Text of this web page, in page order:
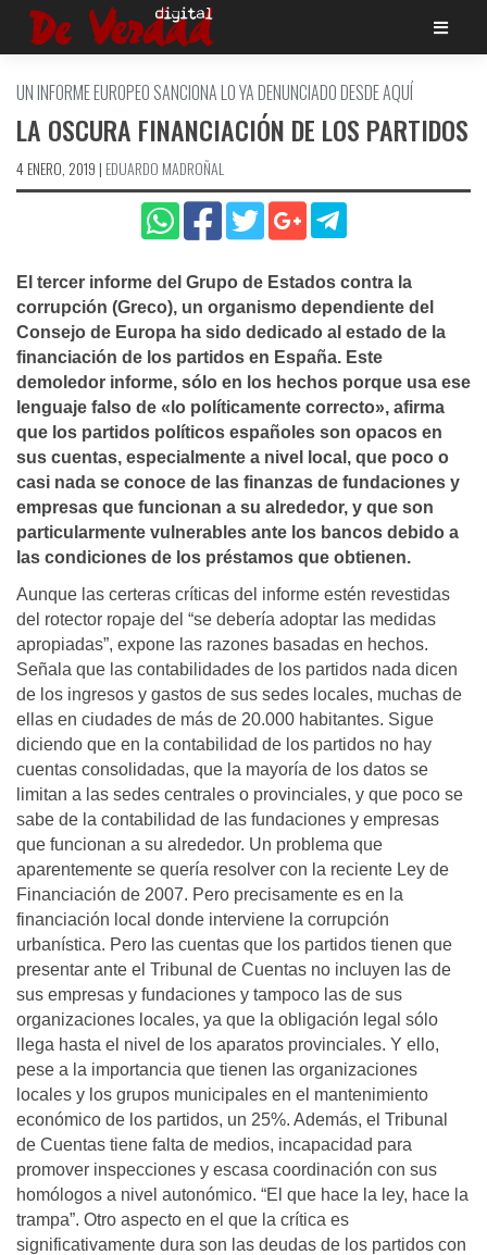
Saltar
UN INFORME EUROPEO SANCIONA LO YA DENUNCIADO DESDE AQUÍ­
LA OSCURA FINANCIACIÓN DE LOS PARTIDOS
4 ENERO, 2019 | EDUARDO MADROÑAL
El tercer informe del Grupo de Estados contra la
corrupción (Greco), un organismo dependiente del
Consejo de Europa ha sido dedicado al estado de la
financiación de los partidos en España. Este
demoledor informe, sólo en los hechos porque usa ese
lenguaje falso de «lo polí­ticamente correcto», afirma
que los partidos polí­ticos españoles son opacos en
sus cuentas, especialmente a nivel local, que poco o
casi nada se conoce de las finanzas de fundaciones y
empresas que funcionan a su alrededor, y que son
particularmente vulnerables ante los bancos debido a
las condiciones de los préstamos que obtienen.
Aunque las certeras críticas del informe estén revestidas
del rotector ropaje del “se debería adoptar las medidas
apropiadas”, expone las razones basadas en hechos.
Señala que las contabilidades de los partidos nada dicen
de los ingresos y gastos de sus sedes locales, muchas de
ellas en ciudades de más de 20.000 habitantes. Sigue
diciendo que en la contabilidad de los partidos no hay
cuentas consolidadas, que la mayoría de los datos se
limitan a las sedes centrales o provinciales, y que poco se
sabe de la contabilidad de las fundaciones y empresas
que funcionan a su alrededor. Un problema que
aparentemente se quería resolver con la reciente Ley de
Financiación de 2007. Pero precisamente es en la
financiación local donde interviene la corrupción
urbanística. Pero las cuentas que los partidos tienen que
presentar ante el Tribunal de Cuentas no incluyen las de
sus empresas y fundaciones y tampoco las de sus
organizaciones locales, ya que la obligación legal sólo
llega hasta el nivel de los aparatos provinciales. Y ello,
pese a la importancia que tienen las organizaciones
locales y los grupos municipales en el mantenimiento
económico de los partidos, un 25%. Además, el Tribunal
de Cuentas tiene falta de medios, incapacidad para
promover inspecciones y escasa coordinación con sus
homólogos a nivel autonómico. “El que hace la ley, hace la
trampa”. Otro aspecto en el que la crítica es
significativamente dura son las deudas de los partidos con